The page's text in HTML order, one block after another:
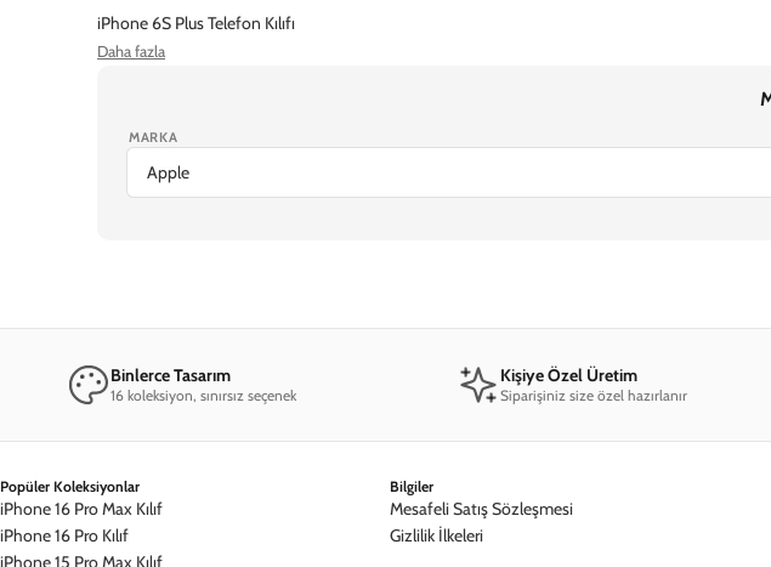
iPhone 6S Plus Telefon Kılıfı
iPhone 7 Plus Telefon Kılıfı
Ekran Koruyucu
Daha fazla
MARKA
Binlerce Tasarım
16 koleksiyon, sınırsız seçenek
Kişiye Özel Üretim
Siparişiniz size özel hazırlanır
Popüler Koleksiyonlar
iPhone 16 Pro Max Kılıf
iPhone 16 Pro Kılıf
iPhone 15 Pro Max Kılıf
Bilgiler
Mesafeli Satış Sözleşmesi
Gizlilik İlkeleri